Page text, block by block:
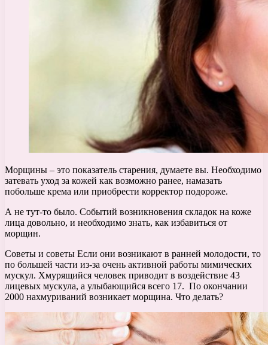
Морщины – это показатель старения, думаете вы. Необходимо
затевать уход за кожей как возможно ранее, намазать
побольше крема или приобрести корректор подороже.
А не тут-то было. Событий возникновения складок на коже
лица довольно, и необходимо знать, как избавиться от
морщин.
Cоветы и советы Если они возникают в ранней молодости, то
по большей части из-за очень активной работы мимических
мускул. Хмурящийся человек приводит в воздействие 43
лицевых мускула, а улыбающийся всего 17. По окончании
2000 нахмуриваний возникает морщина. Что делать?